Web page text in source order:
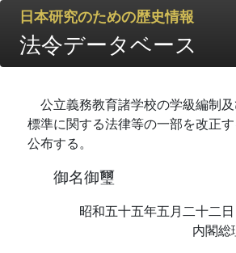
日本研究のための歴史情報
法令データベース
公立義務教育諸学校の学級編制
標準に関する法律等の一部を改正
公布する。
御名御璽
昭和五十五年五月二十二日
内閣